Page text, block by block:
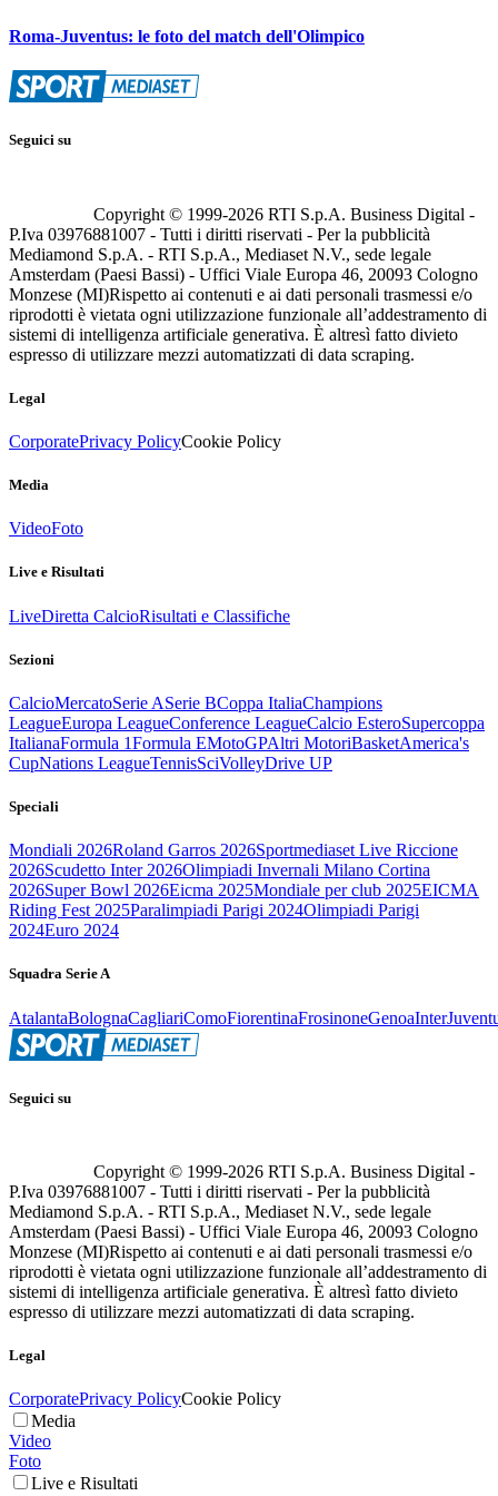
Roma-Juventus: le foto del match dell'Olimpico
Seguici su
Copyright © 1999-2026 RTI S.p.A. Business Digital -
P.Iva 03976881007 - Tutti i diritti riservati - Per la pubblicità
Mediamond S.p.A. - RTI S.p.A., Mediaset N.V., sede legale
Amsterdam (Paesi Bassi) - Uffici Viale Europa 46, 20093 Cologno
Monzese (MI)Rispetto ai contenuti e ai dati personali trasmessi e/o
riprodotti è vietata ogni utilizzazione funzionale all’addestramento di
sistemi di intelligenza artificiale generativa. È altresì fatto divieto
espresso di utilizzare mezzi automatizzati di data scraping.
Legal
CorporatePrivacy PolicyCookie Policy
Media
VideoFoto
Live e Risultati
LiveDiretta CalcioRisultati e Classifiche
Sezioni
CalcioMercatoSerie ASerie BCoppa ItaliaChampions
LeagueEuropa LeagueConference LeagueCalcio EsteroSupercoppa
ItalianaFormula 1Formula EMotoGPAltri MotoriBasketAmerica's
CupNations LeagueTennisSciVolleyDrive UP
Speciali
Mondiali 2026Roland Garros 2026Sportmediaset Live Riccione
2026Scudetto Inter 2026Olimpiadi Invernali Milano Cortina
2026Super Bowl 2026Eicma 2025Mondiale per club 2025EICMA
Riding Fest 2025Paralimpiadi Parigi 2024Olimpiadi Parigi
2024Euro 2024
Squadra Serie A
AtalantaBolognaCagliariComoFiorentinaFrosinoneGenoaInter
Seguici su
Copyright © 1999-2026 RTI S.p.A. Business Digital -
P.Iva 03976881007 - Tutti i diritti riservati - Per la pubblicità
Mediamond S.p.A. - RTI S.p.A., Mediaset N.V., sede legale
Amsterdam (Paesi Bassi) - Uffici Viale Europa 46, 20093 Cologno
Monzese (MI)Rispetto ai contenuti e ai dati personali trasmessi e/o
riprodotti è vietata ogni utilizzazione funzionale all’addestramento di
sistemi di intelligenza artificiale generativa. È altresì fatto divieto
espresso di utilizzare mezzi automatizzati di data scraping.
Legal
CorporatePrivacy PolicyCookie Policy
Media
Video
Foto
Live e Risultati